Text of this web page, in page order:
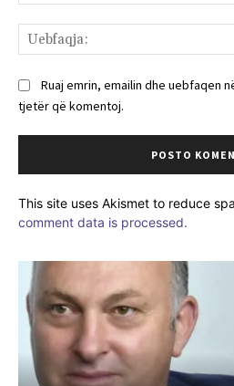
Ruaj emrin, emailin dhe uebfaqen
tjetër që komentoj.
This site uses Akismet to reduce
comment data is processed.
LETËRSI